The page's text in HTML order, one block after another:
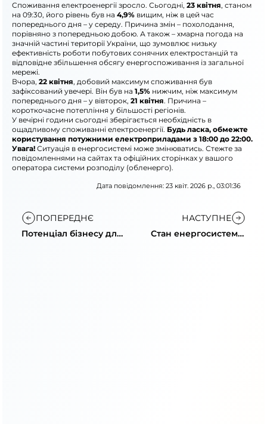
Споживання електроенергії зросло. Сьогодні, 23 квітня, станом
на 09:30, його рівень був на 4,9% вищим, ніж в цей час
попереднього дня – у середу. Причина змін – похолодання,
порівняно з попередньою добою. А також – хмарна погода на
значній частині території України, що зумовлює низьку
ефективність роботи побутових сонячних електростанцій та
відповідне збільшення обсягу енергоспоживання із загальної
мережі.
Вчора, 22 квітня, добовий максимум споживання був
зафіксований увечері. Він був на 1,5% нижчим, ніж максимум
попереднього дня – у вівторок, 21 квітня. Причина –
короткочасне потепління у більшості регіонів.
У вечірні години сьогодні зберігається необхідність в
ощадливому споживанні електроенергії. Будь ласка, обмежте
користування потужними електроприладами з 18:00 до 22:00.
Увага! Ситуація в енергосистемі може змінюватись. Стежте за
повідомленнями на сайтах та офіційних сторінках у вашого
оператора системи розподілу (обленерго).
Дата повідомлення: 23 квіт. 2026 р., 03:01:36
ПОПЕРЕДНЄ
Потенціал бізнесу для
НАСТУПНЕ
Стан енергосистеми: